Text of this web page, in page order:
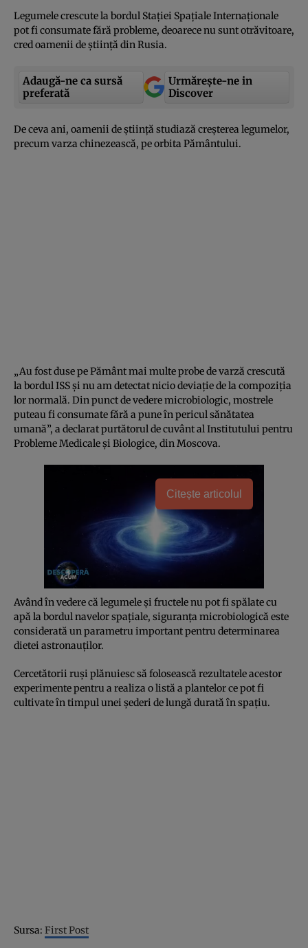
Legumele crescute la bordul Staţiei Spaţiale Internaţionale
pot fi consumate fără probleme, deoarece nu sunt otrăvitoare,
cred oamenii de ştiinţă din Rusia.
Adaugă-ne ca sursă
preferată
Urmărește-ne in
Discover
De ceva ani, oamenii de ştiinţă studiază creşterea legumelor,
precum varza chinezească, pe orbita Pământului.
„Au fost duse pe Pământ mai multe probe de varză crescută
la bordul ISS şi nu am detectat nicio deviaţie de la compoziţia
lor normală. Din punct de vedere microbiologic, mostrele
puteau fi consumate fără a pune în pericul sănătatea
umană”, a declarat purtătorul de cuvânt al Institutului pentru
Probleme Medicale şi Biologice, din Moscova.
Citește articolul
Având în vedere că legumele şi fructele nu pot fi spălate cu
apă la bordul navelor spaţiale, siguranţa microbiologică este
considerată un parametru important pentru determinarea
dietei astronauţilor.
Cercetătorii ruşi plănuiesc să folosească rezultatele acestor
experimente pentru a realiza o listă a plantelor ce pot fi
cultivate în timpul unei şederi de lungă durată în spaţiu.
Sursa: First Post